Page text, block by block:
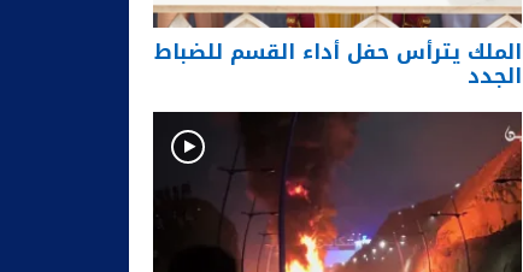
الملك يترأس حفل أداء القسم للضباط
الجدد